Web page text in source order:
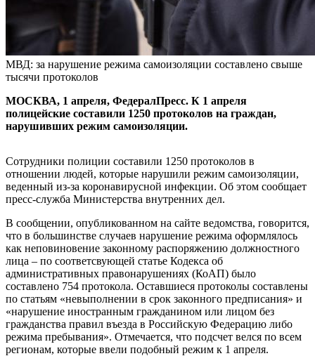
МВД: за нарушение режима самоизоляции составлено свыше
тысячи протоколов
МОСКВА, 1 апреля, ФедералПресс. К 1 апреля
полицейские составили 1250 протоколов на граждан,
нарушивших режим самоизоляции.
Сотрудники полиции составили 1250 протоколов в
отношении людей, которые нарушили режим самоизоляции,
веденный из-за коронавирусной инфекции. Об этом сообщает
пресс-служба Министерства внутренних дел.
В сообщении, опубликованном на сайте ведомства, говорится,
что в большинстве случаев нарушение режима оформлялось
как неповиновение законному распоряжению должностного
лица – по соответсвующей статье Кодекса об
административных правонарушениях (КоАП) было
составлено 754 протокола. Оставшиеся протоколы составлены
по статьям «невыполнении в срок законного предписания» и
«нарушение иностранным гражданином или лицом без
гражданства правил въезда в Российскую Федерацию либо
режима пребывания». Отмечается, что подсчет велся по всем
регионам, которые ввели подобный режим к 1 апреля.